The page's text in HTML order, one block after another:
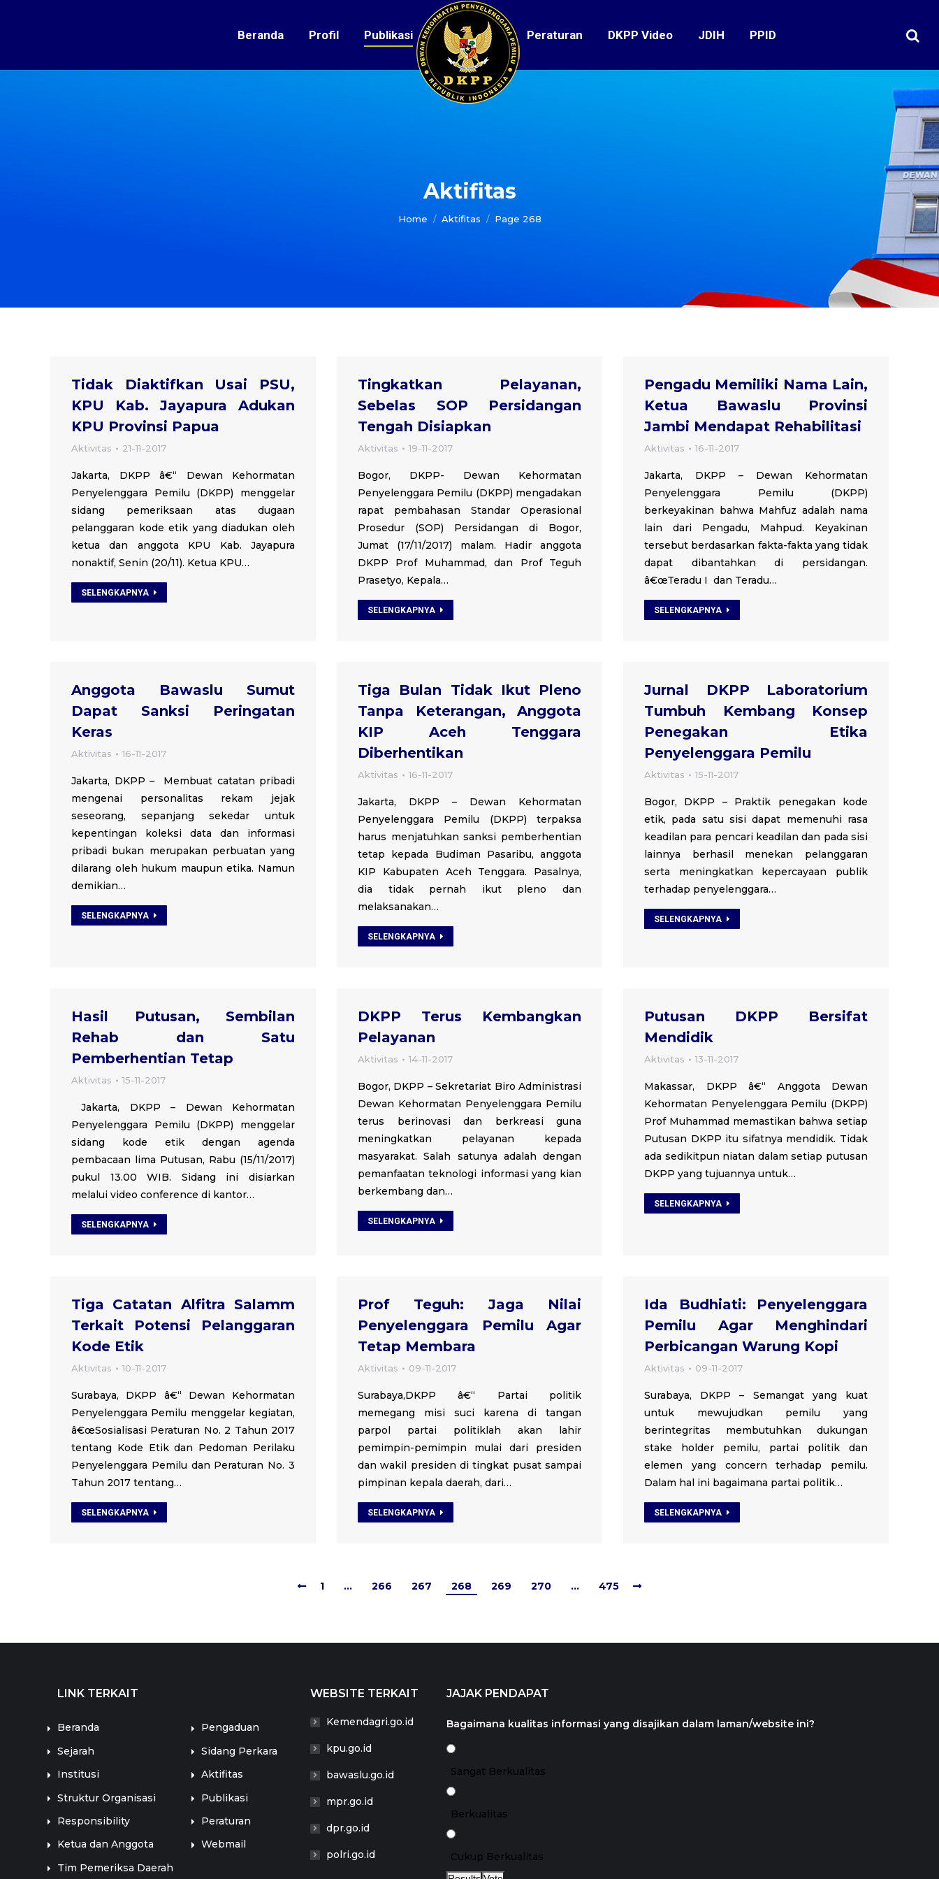
Beranda Profil Publikasi Peraturan DKPP Video JDIH PPID
Aktifitas
You are here:
Home Aktifitas Page 268
Tidak Diaktifkan Usai PSU,
KPU Kab. Jayapura Adukan
KPU Provinsi Papua
Aktivitas 21-11-2017
Jakarta, DKPP â€“ Dewan Kehormatan
Penyelenggara Pemilu (DKPP) menggelar
sidang pemeriksaan atas dugaan
pelanggaran kode etik yang diadukan oleh
ketua dan anggota KPU Kab. Jayapura
nonaktif, Senin (20/11). Ketua KPU…
SELENGKAPNYA
Tingkatkan Pelayanan,
Sebelas SOP Persidangan
Tengah Disiapkan
Aktivitas 19-11-2017
Bogor, DKPP- Dewan Kehormatan
Penyelenggara Pemilu (DKPP) mengadakan
rapat pembahasan Standar Operasional
Prosedur (SOP) Persidangan di Bogor,
Jumat (17/11/2017) malam. Hadir anggota
DKPP Prof Muhammad, dan Prof Teguh
Prasetyo, Kepala…
SELENGKAPNYA
Pengadu Memiliki Nama Lain,
Ketua Bawaslu Provinsi
Jambi Mendapat Rehabilitasi
Aktivitas 16-11-2017
Jakarta, DKPP – Dewan Kehormatan
Penyelenggara Pemilu (DKPP)
berkeyakinan bahwa Mahfuz adalah nama
lain dari Pengadu, Mahpud. Keyakinan
tersebut berdasarkan fakta-fakta yang tidak
dapat dibantahkan di persidangan.
â€œTeradu I dan Teradu…
SELENGKAPNYA
Anggota Bawaslu Sumut
Dapat Sanksi Peringatan
Keras
Aktivitas 16-11-2017
Jakarta, DKPP – Membuat catatan pribadi
mengenai personalitas rekam jejak
seseorang, sepanjang sekedar untuk
kepentingan koleksi data dan informasi
pribadi bukan merupakan perbuatan yang
dilarang oleh hukum maupun etika. Namun
demikian…
SELENGKAPNYA
Tiga Bulan Tidak Ikut Pleno
Tanpa Keterangan, Anggota
KIP Aceh Tenggara
Diberhentikan
Aktivitas 16-11-2017
Jakarta, DKPP – Dewan Kehormatan
Penyelenggara Pemilu (DKPP) terpaksa
harus menjatuhkan sanksi pemberhentian
tetap kepada Budiman Pasaribu, anggota
KIP Kabupaten Aceh Tenggara. Pasalnya,
dia tidak pernah ikut pleno dan
melaksanakan…
SELENGKAPNYA
Jurnal DKPP Laboratorium
Tumbuh Kembang Konsep
Penegakan Etika
Penyelenggara Pemilu
Aktivitas 15-11-2017
Bogor, DKPP – Praktik penegakan kode
etik, pada satu sisi dapat memenuhi rasa
keadilan para pencari keadilan dan pada sisi
lainnya berhasil menekan pelanggaran
serta meningkatkan kepercayaan publik
terhadap penyelenggara…
SELENGKAPNYA
Hasil Putusan, Sembilan
Rehab dan Satu
Pemberhentian Tetap
Aktivitas 15-11-2017
Jakarta, DKPP – Dewan Kehormatan
Penyelenggara Pemilu (DKPP) menggelar
sidang kode etik dengan agenda
pembacaan lima Putusan, Rabu (15/11/2017)
pukul 13.00 WIB. Sidang ini disiarkan
melalui video conference di kantor…
SELENGKAPNYA
DKPP Terus Kembangkan
Pelayanan
Aktivitas 14-11-2017
Bogor, DKPP – Sekretariat Biro Administrasi
Dewan Kehormatan Penyelenggara Pemilu
terus berinovasi dan berkreasi guna
meningkatkan pelayanan kepada
masyarakat. Salah satunya adalah dengan
pemanfaatan teknologi informasi yang kian
berkembang dan…
SELENGKAPNYA
Putusan DKPP Bersifat
Mendidik
Aktivitas 13-11-2017
Makassar, DKPP â€“ Anggota Dewan
Kehormatan Penyelenggara Pemilu (DKPP)
Prof Muhammad memastikan bahwa setiap
Putusan DKPP itu sifatnya mendidik. Tidak
ada sedikitpun niatan dalam setiap putusan
DKPP yang tujuannya untuk…
SELENGKAPNYA
Tiga Catatan Alfitra Salamm
Terkait Potensi Pelanggaran
Kode Etik
Aktivitas 10-11-2017
Surabaya, DKPP â€“ Dewan Kehormatan
Penyelenggara Pemilu menggelar kegiatan,
â€œSosialisasi Peraturan No. 2 Tahun 2017
tentang Kode Etik dan Pedoman Perilaku
Penyelenggara Pemilu dan Peraturan No. 3
Tahun 2017 tentang…
SELENGKAPNYA
Prof Teguh: Jaga Nilai
Penyelenggara Pemilu Agar
Tetap Membara
Aktivitas 09-11-2017
Surabaya,DKPP â€“ Partai politik
memegang misi suci karena di tangan
parpol partai politiklah akan lahir
pemimpin-pemimpin mulai dari presiden
dan wakil presiden di tingkat pusat sampai
pimpinan kepala daerah, dari…
SELENGKAPNYA
Ida Budhiati: Penyelenggara
Pemilu Agar Menghindari
Perbicangan Warung Kopi
Aktivitas 09-11-2017
Surabaya, DKPP – Semangat yang kuat
untuk mewujudkan pemilu yang
berintegritas membutuhkan dukungan
stake holder pemilu, partai politik dan
elemen yang concern terhadap pemilu.
Dalam hal ini bagaimana partai politik…
SELENGKAPNYA
1 … 266 267 268 269 270 … 475
LINK TERKAIT
Beranda
Sejarah
Institusi
Struktur Organisasi
Responsibility
Ketua dan Anggota
Tim Pemeriksa Daerah
Pengaduan
Sidang Perkara
Aktifitas
Publikasi
Peraturan
Webmail
WEBSITE TERKAIT
Kemendagri.go.id
kpu.go.id
bawaslu.go.id
mpr.go.id
dpr.go.id
polri.go.id
JAJAK PENDAPAT
Bagaimana kualitas informasi yang disajikan dalam laman/website ini?
Sangat Berkualitas
Berkualitas
Cukup Berkualitas